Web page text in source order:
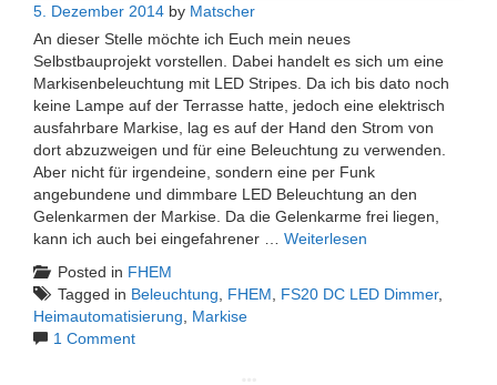
5. Dezember 2014 by Matscher
An dieser Stelle möchte ich Euch mein neues
Selbstbauprojekt vorstellen. Dabei handelt es sich um eine
Markisenbeleuchtung mit LED Stripes. Da ich bis dato noch
keine Lampe auf der Terrasse hatte, jedoch eine elektrisch
ausfahrbare Markise, lag es auf der Hand den Strom von
dort abzuzweigen und für eine Beleuchtung zu verwenden.
Aber nicht für irgendeine, sondern eine per Funk
angebundene und dimmbare LED Beleuchtung an den
Gelenkarmen der Markise. Da die Gelenkarme frei liegen,
kann ich auch bei eingefahrener … Weiterlesen
Posted in FHEM
Tagged in Beleuchtung, FHEM, FS20 DC LED Dimmer,
Heimautomatisierung, Markise
1 Comment